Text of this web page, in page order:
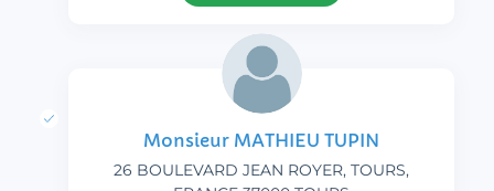
Monsieur MATHIEU TUPIN
26 BOULEVARD JEAN ROYER, TOURS,